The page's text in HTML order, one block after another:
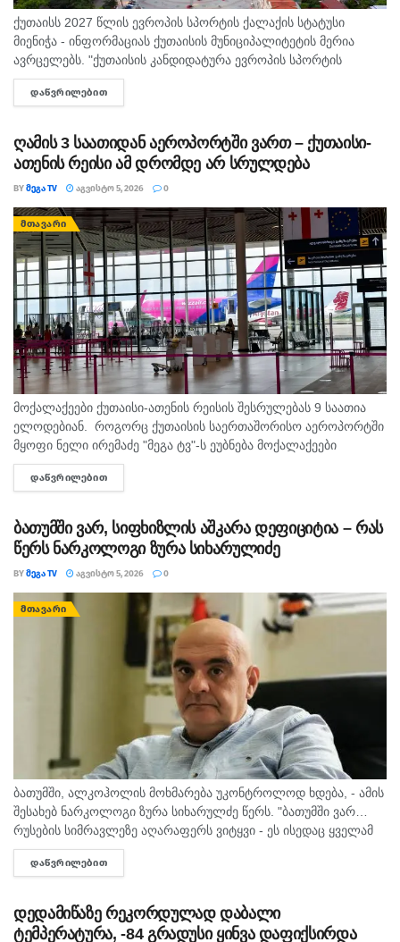
ქუთაისს 2027 წლის ევროპის სპორტის ქალაქის სტატუსი
მიენიჭა - ინფორმაციას ქუთაისის მუნიციპალიტეტის მერია
ავრცელებს. "ქუთაისის კანდიდატურა ევროპის სპორტის
დედაქალაქებისა და ქალაქების ფედერაციაში ( ACES )
„ევროპის სპორტის ქალაქი 2027“-ის სტატუსის...
ᲓᲐᲬᲕᲠᲘᲚᲔᲑᲘᲗ
ღამის 3 საათიდან აეროპორტში ვართ – ქუთაისი-
ათენის რეისი ამ დრომდე არ სრულდება
BYᲛᲔᲒᲐ TV ᲐᲒᲕᲘᲡᲢᲝ 5, 2026 0
ᲛᲗᲐᲕᲐᲠᲘ
მოქალაქეები ქუთაისი-ათენის რეისის შესრულებას 9 საათია
ელოდებიან. როგორც ქუთაისის საერთაშორისო აეროპორტში
მყოფი ნელი ირემაძე "მეგა ტვ"-ს ეუბნება მოქალაქეები
შუაღამის შემდეგ ელოდებიან რეისს, თუმცა მათი ფრენა უკვე
ორჯერ გადაიდო. მისივე თქმით...
ᲓᲐᲬᲕᲠᲘᲚᲔᲑᲘᲗ
ბათუმში ვარ, სიფხიზლის აშკარა დეფიციტია – რას
წერს ნარკოლოგი ზურა სიხარულიძე
BYᲛᲔᲒᲐ TV ᲐᲒᲕᲘᲡᲢᲝ 5, 2026 0
ᲛᲗᲐᲕᲐᲠᲘ
ბათუმში, ალკოჰოლის მოხმარება უკონტროლოდ ხდება, - ამის
შესახებ ნარკოლოგი ზურა სიხარულძე წერს. "ბათუმში ვარ…
რუსების სიმრავლეზე აღარაფერს ვიტყვი - ეს ისედაც ყველამ
იცის. მინდა სხვა, უფრო მნიშვნელოვანი საკითხი
გამოვყო.პირველი, რაც თვალში...
ᲓᲐᲬᲕᲠᲘᲚᲔᲑᲘᲗ
დედამიწაზე რეკორდულად დაბალი
ტემპერატურა, -84 გრადუსი ყინვა დაფიქსირდა